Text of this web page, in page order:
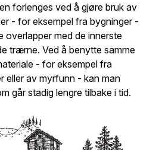
forlenges ved å gjøre bruk av
- for eksempel fra bygninger -
overlapper med de innerste
trærne. Ved å benytte samme
- for eksempel fra
eller av myrfunn - kan man
går stadig lengre tilbake i tid.